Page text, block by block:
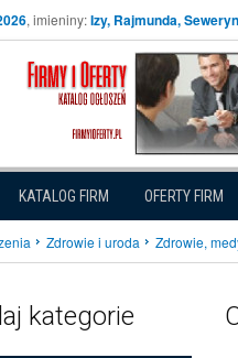
, imieniny:Izy, Rajmunda,
KATALOG FIRM OFERTY FIRM
Zdrowie i uroda Zdrowie,
kategorie